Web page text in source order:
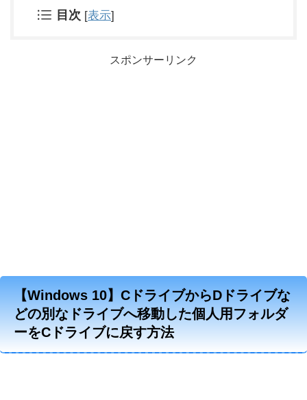
目次 [表示]
スポンサーリンク
【Windows 10】CドライブからDドライブな
どの別なドライブへ移動した個人用フォルダ
ーをCドライブに戻す方法